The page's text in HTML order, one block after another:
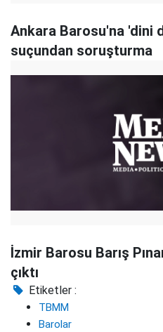
Ankara Barosu'na 'dini
suçundan soruşturma
İzmir Barosu Barış
çıktı
Etiketler :
TBMM
Barolar